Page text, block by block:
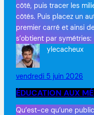
côté, puis tracer les
côtés. Puis placez un
premier carré et ainsi
s’obtient par symétries:
ylecacheux
vendredi 5 juin 2026
ÉDUCATION AUX
Qu’est-ce qu’une